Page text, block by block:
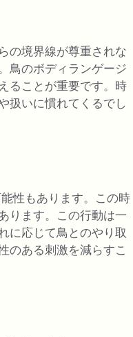
の境界線が尊重されな
鳥のボディランゲージ
ることが重要です。時
扱いに慣れてくるでし
性もあります。この時
ります。この行動は一
に応じて鳥とのやり取
のある刺激を減らすこ